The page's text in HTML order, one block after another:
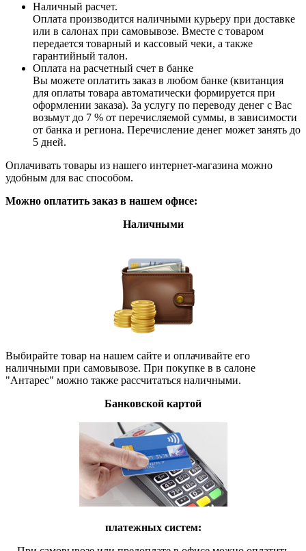
Наличный расчет.
Оплата производится наличными курьеру при доставке
или в салонах при самовывозе. Вместе с товаром
передается товарный и кассовый чеки, а также
гарантийный талон.
Оплата на расчетный счет в банке
Вы можете оплатить заказ в любом банке (квитанция
для оплаты товара автоматически формируется при
оформлении заказа). За услугу по переводу денег с Вас
возьмут до 7 % от перечисляемой суммы, в зависимости
от банка и региона. Перечисление денег может занять до
5 дней.
Оплачивать товары из нашего интернет-магазина можно
удобным для вас способом.
Можно оплатить заказ в нашем офисе:
Наличными
Выбирайте товар на нашем сайте и оплачивайте его
наличными при самовывозе. При покупке в в салоне
"Антарес" можно также рассчитаться наличными.
Банковской картой
платежных систем: